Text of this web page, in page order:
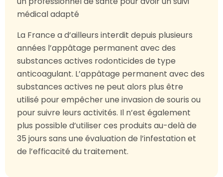
médical adapté
La France a d’ailleurs interdit depuis plusieurs
années l’appâtage permanent avec des
substances actives rodonticides de type
anticoagulant. L’appâtage permanent avec des
substances actives ne peut alors plus être
utilisé pour empêcher une invasion de souris ou
pour suivre leurs activités. Il n’est également
plus possible d’utiliser ces produits au-delà de
35 jours sans une évaluation de l’infestation et
de l’efficacité du traitement.